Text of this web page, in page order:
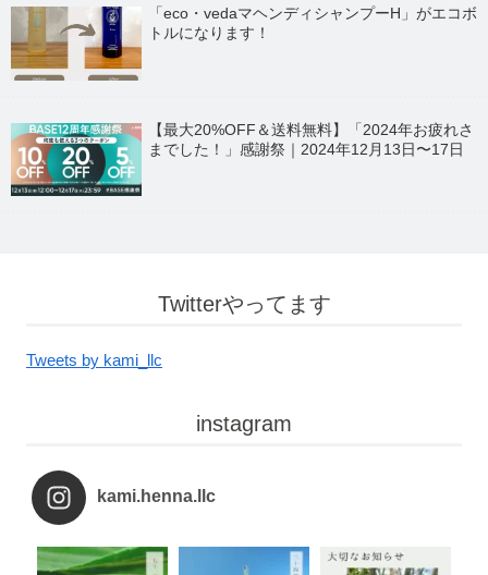
「eco・vedaマヘンディシャンプーH」がエコボ
トルになります！
【最大20%OFF＆送料無料】「2024年お疲れさ
までした！」感謝祭｜2024年12月13日〜17日
Twitterやってます
Tweets by kami_llc
instagram
kami.henna.llc